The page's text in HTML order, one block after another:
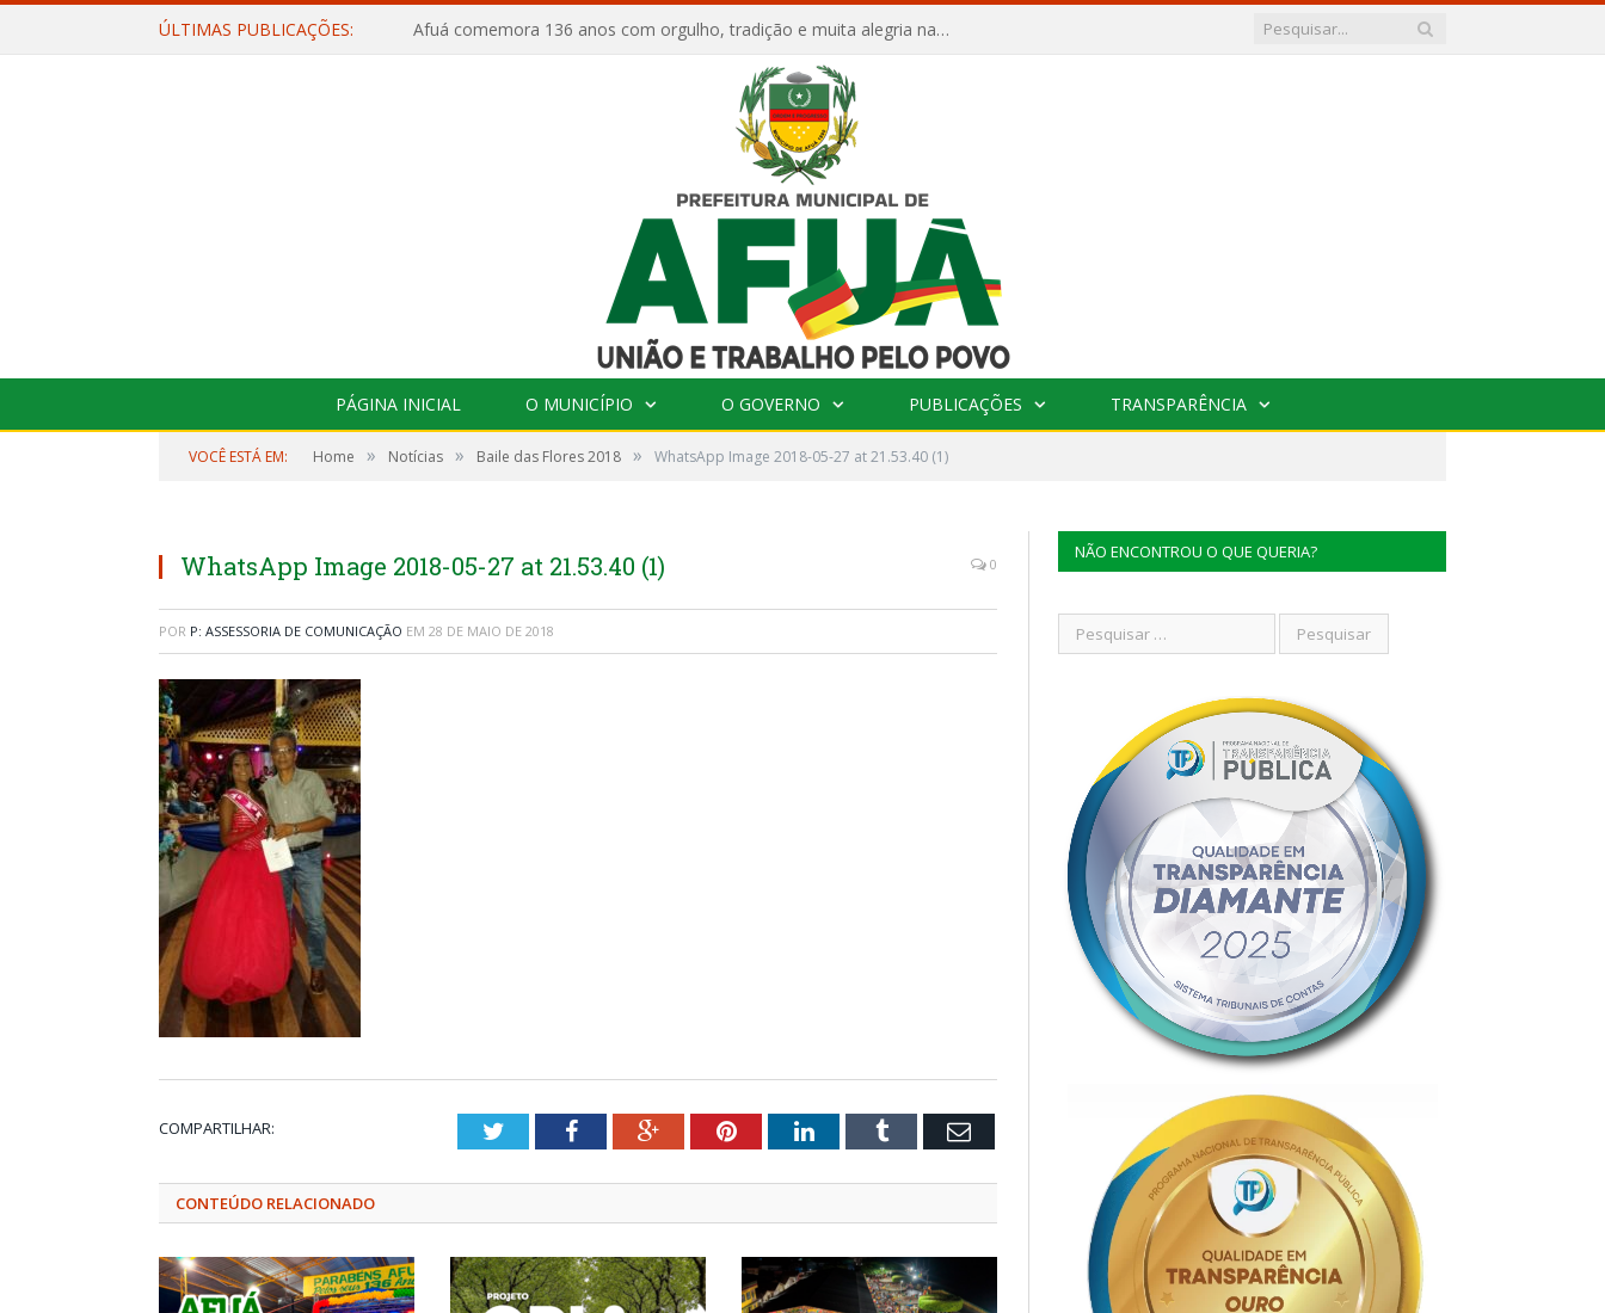
ÚLTIMAS PUBLICAÇÕES: Afuá comemora 136 anos com orgulho, tradição e muita alegria na Quadra Dr. Nelson Salomão
PÁGINA INICIAL O MUNICÍPIO O GOVERNO PUBLICAÇÕES TRANSPARÊNCIA
VOCÊ ESTÁ EM: Home » Notícias » Baile das Flores 2018 » WhatsApp Image 2018-05-27 at 21.53.40 (1)
WhatsApp Image 2018-05-27 at 21.53.40 (1) 0
POR P: ASSESSORIA DE COMUNICAÇÃO EM 28 DE MAIO DE 2018
COMPARTILHAR: TwitterFacebookGoogle+PinterestLinkedInTumblr Email
CONTEÚDO RELACIONADO
NÃO ENCONTROU O QUE QUERIA?